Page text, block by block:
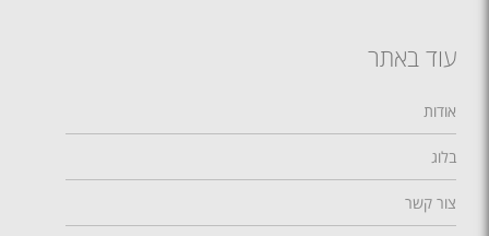
עוד באתר
אודות
בלוג
צור קשר